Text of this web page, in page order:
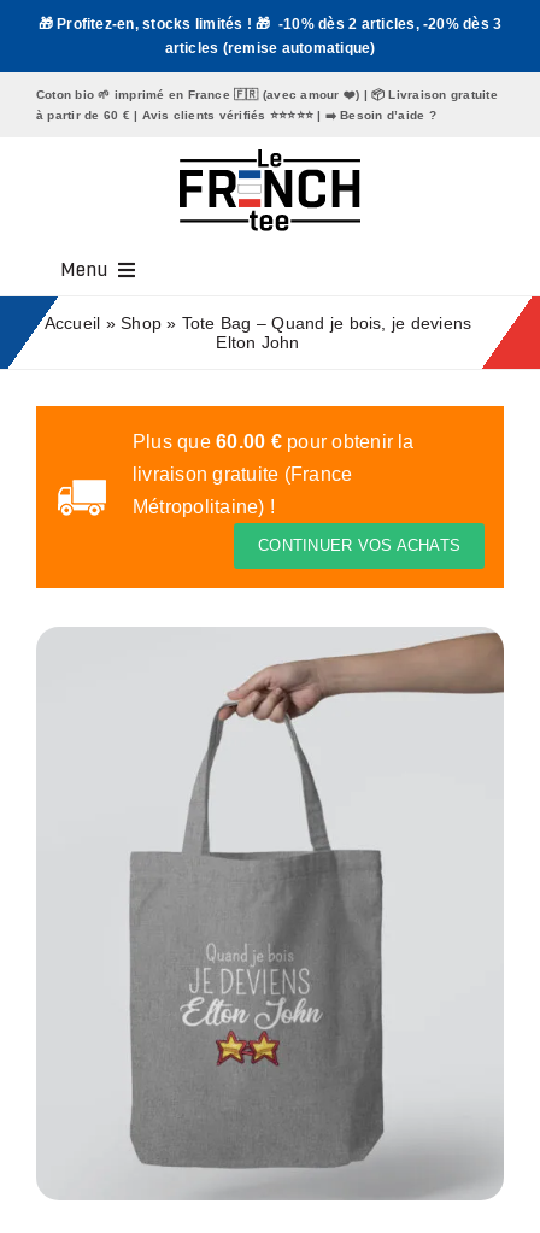
Passer🎁 Profitez-en, stocks limités ! 🎁 -10% dès 2 articles, -20% dès 3
articles (remise automatique)
Coton bio 🌱 imprimé en France 🇫🇷 (avec amour ❤️) | 📦 Livraison gratuite
à partir de 60 € | Avis clients vérifiés ⭐️⭐️⭐️⭐️⭐️ | ➡️Besoin d’aide ?
Menu
Tee Shirt Homme
Tote Bags
Accueil »Shop » Tote Bag – Quand je bois, je deviens
Elton John
Plus que60.00 €pour obtenir la
livraison gratuite (France
Métropolitaine) !
CONTINUER VOS ACHATS